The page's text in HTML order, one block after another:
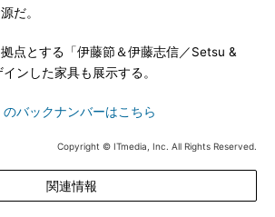
だ。
点とする「伊藤節＆伊藤志信／Setsu &
ンした家具も展示する。
バックナンバーはこちら
Copyright © ITmedia, Inc. All Rights Reserved.
関連情報